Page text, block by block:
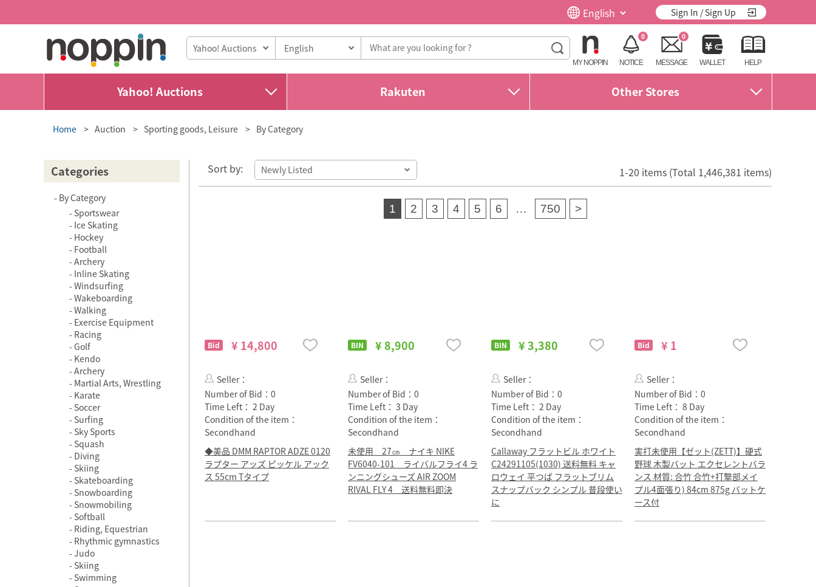
Sign In / Sign Up
MY NOPPIN NOTICE
0
MESSAGE
0
WALLET HELP
Yahoo! Auctions Rakuten Other Stores
Home Auction Sporting goods, Leisure By Category
Sort by: 1-20 items (Total 1,446,381 items)
1 2 3 4 5 6 … 750 >
Bid ¥ 14,800
Seller：
Number of Bid： 0
Time Left： 2 Day
Condition of the item：
Secondhand
◆美品 DMM RAPTOR ADZE 0120
ラプター アッズ ピッケル アック
ス 55cm Tタイプ
BIN ¥ 8,900
Seller：
Number of Bid： 0
Time Left： 3 Day
Condition of the item：
Secondhand
未使用 27㎝ ナイキ NIKE
FV6040-101 ライバルフライ4 ラ
ンニングシューズ AIR ZOOM
RIVAL FLY 4 送料無料即決
BIN ¥ 3,380
Seller：
Number of Bid： 0
Time Left： 2 Day
Condition of the item：
Secondhand
Callaway フラットビル ホワイト
C24291105(1030) 送料無料 キャ
ロウェイ 平つば フラットブリム
スナップバック シンプル 普段使い
に
Bid ¥ 1
Seller：
Number of Bid： 0
Time Left： 8 Day
Condition of the item：
Secondhand
実打未使用【ゼット(ZETT)】硬式
野球 木製バット エクセレントバラ
ンス 材質: 合竹 合竹+打撃部メイ
プル4面張り) 84cm 875g バットケ
ース付
Categories
By Category
Sportswear
Ice Skating
Hockey
Football
Archery
Inline Skating
Windsurfing
Wakeboarding
Walking
Exercise Equipment
Racing
Golf
Kendo
Archery
Martial Arts, Wrestling
Karate
Soccer
Surfing
Sky Sports
Squash
Diving
Skiing
Skateboarding
Snowboarding
Snowmobiling
Softball
Riding, Equestrian
Rhythmic gymnastics
Judo
Skiing
Swimming